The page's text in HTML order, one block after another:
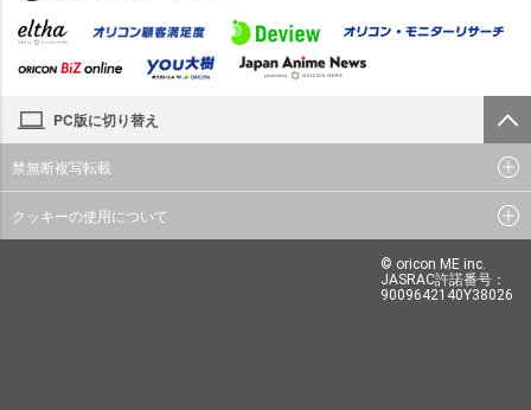
PC版に切り替え
禁無断複写転載
クッキーの使用について
© oricon ME inc.
JASRAC許諾番号：
9009642140Y38026